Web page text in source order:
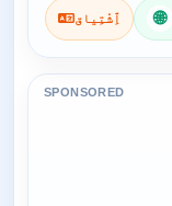
ٱِشْتِياق 🌐
SPONSORED